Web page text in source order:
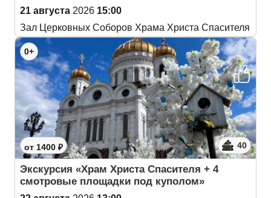
21 августа 2026 15:00
Зал Церковных Соборов Храма Христа Спасителя
0+
от 1400 ₽ 40
Экскурсия «Храм Христа Спасителя + 4
смотровые площадки под куполом»